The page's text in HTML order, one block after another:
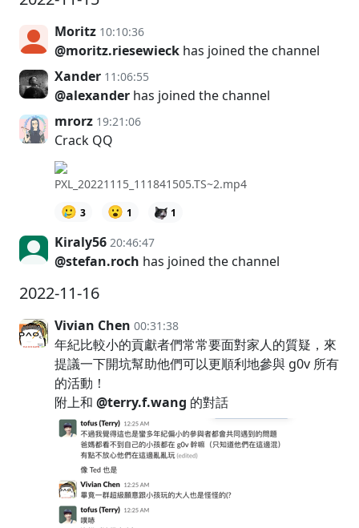
Moritz 10:10:36
@moritz.riesewieck has joined the channel
Xander 11:06:55
@alexander has joined the channel
mrorz 19:21:06
Crack QQ
PXL_20221115_111841505.TS~2.mp4
🥲 3 😮 1 1
Kiraly56 20:46:47
@stefan.roch has joined the channel
2022-11-16
Vivian Chen 00:31:38
年紀比較小的貢獻者們常常要面對家人的質疑，來
提議一下開坑幫助他們可以更順利地參與 g0v 所有
的活動！
附上和 @terry.f.wang 的對話